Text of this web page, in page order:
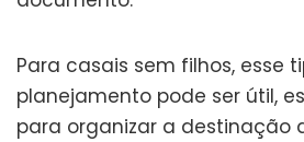
Para casais sem filhos, esse
planejamento pode ser útil,
para organizar a destinação